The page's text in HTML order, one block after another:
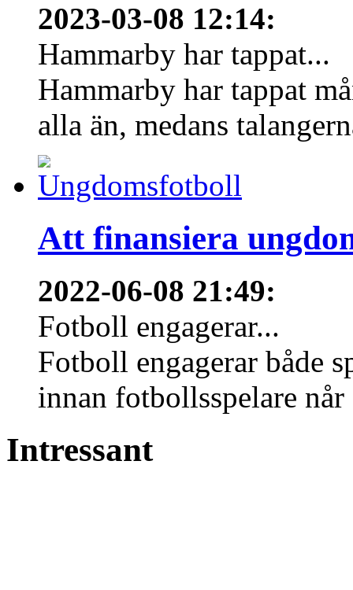
2023-03-08 12:14:
Hammarby har tappat...
Hammarby har tappat
alla än, medans
Att finansiera
2022-06-08 21:49:
Fotboll engagerar...
Fotboll engagerar både
innan fotbollsspelare
Intressant